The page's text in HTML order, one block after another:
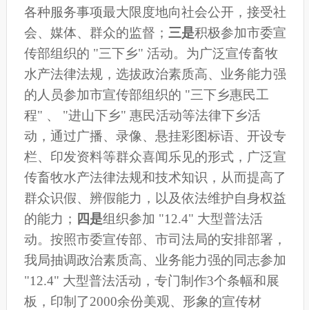
各种服务事项最大限度地向社会公开，接受社
会、媒体、群众的监督； 三是积极参加市委宣
传部组织的 "三下乡" 活动。为广泛宣传畜牧
水产法律法规，选拔政治素质高、业务能力强
的人员参加市宣传部组织的 "三下乡惠民工
程" 、
"进山下乡" 惠民活动等法律下乡活
动，通过广播、录像、 悬挂彩图标语、开设专
栏、印发资料等群众喜闻乐见的形式，广泛宣
传畜牧水产法律法规和技术知识 ，从而提高了
群众识假、辨假能力，以及依法维护自身权益
的能力； 四是组织参加 "12.4" 大型普法活
动。按照市委宣传部、市司法局的安排部署，
我局抽调政治素质高、业务能力强的同志参加
"12.4" 大型普法活动，专门制作3个条幅和展
板，印制了2000余份美观、形象的宣传材